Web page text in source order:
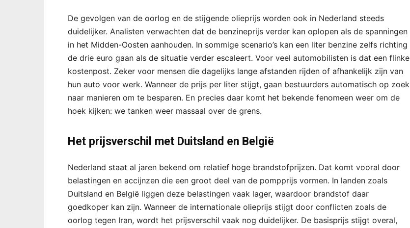
De gevolgen van de oorlog en de stijgende olieprijs worden ook in Nederland steeds
duidelijker. Analisten verwachten dat de benzineprijs verder kan oplopen als de spanningen
in het Midden-Oosten aanhouden. In sommige scenario’s kan een liter benzine zelfs richting
de drie euro gaan als de situatie verder escaleert. Voor veel automobilisten is dat een flinke
kostenpost. Zeker voor mensen die dagelijks lange afstanden rijden of afhankelijk zijn van
hun auto voor werk. Wanneer de prijs per liter stijgt, gaan bestuurders automatisch op zoek
naar manieren om te besparen. En precies daar komt het bekende fenomeen weer om de
hoek kijken: we tanken weer massaal over de grens.
Het prijsverschil met Duitsland en België
Nederland staat al jaren bekend om relatief hoge brandstofprijzen. Dat komt vooral door
belastingen en accijnzen die een groot deel van de pompprijs vormen. In landen zoals
Duitsland en België liggen deze belastingen vaak lager, waardoor brandstof daar
goedkoper kan zijn. Wanneer de internationale olieprijs stijgt door conflicten zoals de
oorlog tegen Iran, wordt het prijsverschil vaak nog duidelijker. De basisprijs stijgt overal,